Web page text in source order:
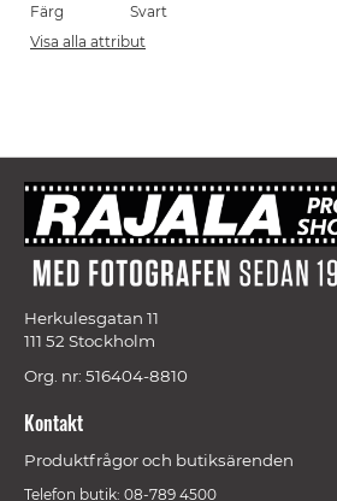
Färg
Svart
Visa alla attribut
Herkulesgatan 11
111 52 Stockholm
Org. nr: 516404-8810
Kontakt
Produktfrågor och butiksärenden
Telefon butik: 08-789 4500